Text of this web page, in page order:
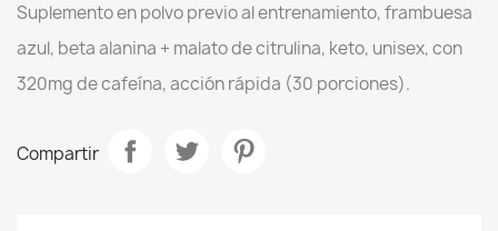
Suplemento en polvo previo al entrenamiento, frambuesa
azul, beta alanina + malato de citrulina, keto, unisex, con
320mg de cafeína, acción rápida (30 porciones).
Compartir